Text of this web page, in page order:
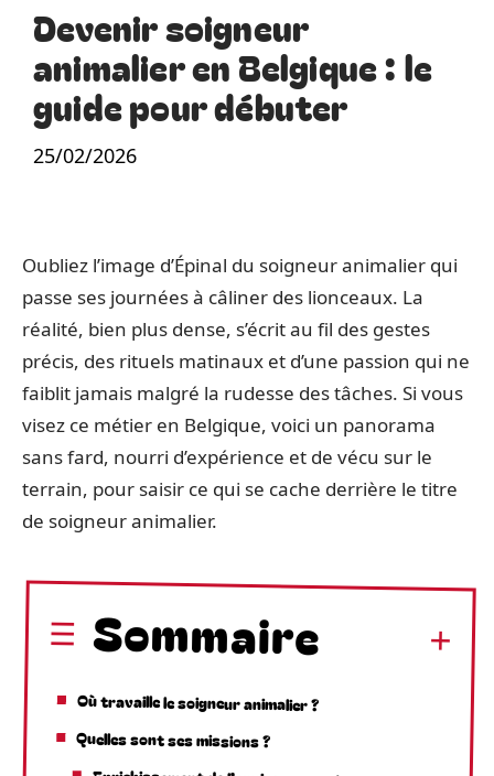
Devenir soigneur
animalier en Belgique : le
guide pour débuter
25/02/2026
Oubliez l’image d’Épinal du soigneur animalier qui
passe ses journées à câliner des lionceaux. La
réalité, bien plus dense, s’écrit au fil des gestes
précis, des rituels matinaux et d’une passion qui ne
faiblit jamais malgré la rudesse des tâches. Si vous
visez ce métier en Belgique, voici un panorama
sans fard, nourri d’expérience et de vécu sur le
terrain, pour saisir ce qui se cache derrière le titre
de soigneur animalier.
Sommaire
Où travaille le soigneur animalier ?
Quelles sont ses missions ?